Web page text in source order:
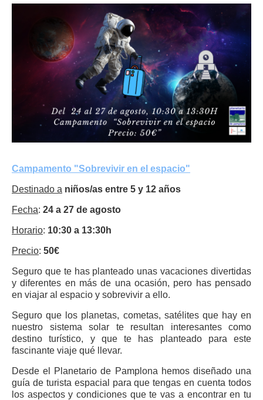
Campamento "Sobrevivir en el espacio"
Destinado a niños/as entre 5 y 12 años
Fecha: 24 a 27 de agosto
Horario: 10:30 a 13:30h
Precio: 50€
Seguro que te has planteado unas vacaciones divertidas
y diferentes en más de una ocasión, pero has pensado
en viajar al espacio y sobrevivir a ello.
Seguro que los planetas, cometas, satélites que hay en
nuestro sistema solar te resultan interesantes como
destino turístico, y que te has planteado para este
fascinante viaje qué llevar.
Desde el Planetario de Pamplona hemos diseñado una
guía de turista espacial para que tengas en cuenta todos
los aspectos y condiciones que te vas a encontrar en tu